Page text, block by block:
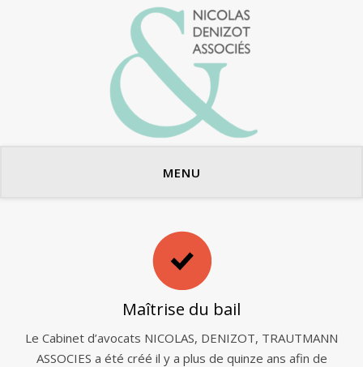
MENU
Maîtrise du bail
Le Cabinet d’avocats NICOLAS, DENIZOT, TRAUTMANN
ASSOCIES a été créé il y a plus de quinze ans afin de